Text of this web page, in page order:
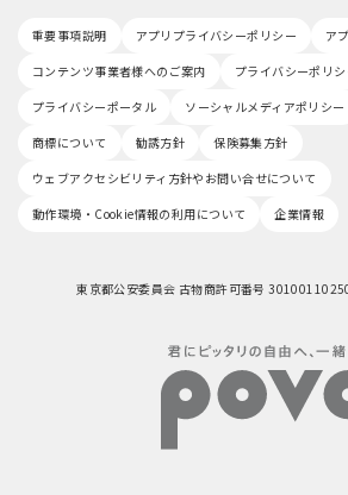
重要事項説明 アプリプライバシーポリシー ア
コンテンツ事業者様へのご案内
プライバシーポリ
プライバシーポータル
ソーシャルメディアポリシー
商標について
勧誘方針
保険募集方針
ウェブアクセシビリティ方針やお問い合せについて
動作環境・Cookie情報の利用について
企業情報
東京都公安委員会 古物商許可番号